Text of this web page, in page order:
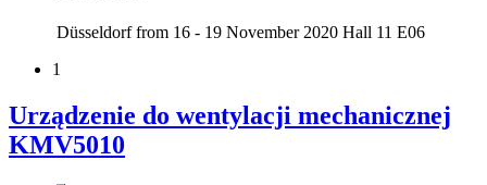
Düsseldorf from 16 - 19 November 2020 Hall 11 E06
1
Urządzenie do wentylacji mechanicznej
KMV5010